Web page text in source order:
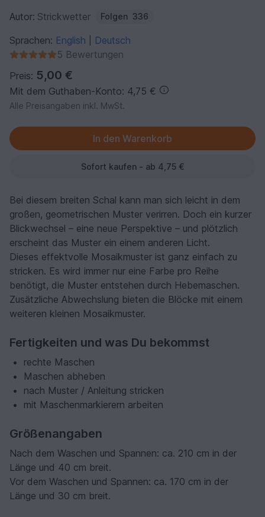
Autor: Strickwetter Folgen 336
Sprachen: English
Deutsch
5 Bewertungen
Preis: 5,00 €
Mit dem Guthaben-Konto: 4,75 €
Alle Preisangaben inkl. MwSt.
Sofort kaufen - ab 4,75 €
Bei diesem breiten Schal kann man sich leicht in dem
großen, geometrischen Muster verirren. Doch ein kurzer
Blickwechsel – eine neue Perspektive – und plötzlich
erscheint das Muster ein einem anderen Licht.
Dieses effektvolle Mosaikmuster ist ganz einfach zu
stricken. Es wird immer nur eine Farbe pro Reihe
benötigt, die Muster entstehen durch Hebemaschen.
Zusätzliche Abwechslung bieten die Blöcke mit einem
weiteren kleinen Mosaikmuster.
Fertigkeiten und was Du bekommst
rechte Maschen
Maschen abheben
nach Muster / Anleitung stricken
mit Maschenmarkierern arbeiten
Größenangaben
Nach dem Waschen und Spannen: ca. 210 cm in der
Länge und 40 cm breit.
Vor dem Waschen und Spannen: ca. 170 cm in der
Länge und 30 cm breit.